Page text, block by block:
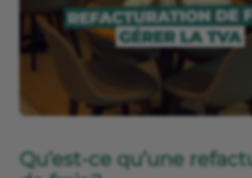
Qu’est-ce qu’une